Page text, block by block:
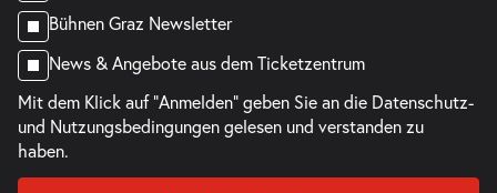
Bühnen Graz Newsletter
News & Angebote aus dem Ticketzentrum
Mit dem Klick auf "Anmelden" geben Sie an die Datenschutz-
und Nutzungsbedingungen gelesen und verstanden zu
haben.